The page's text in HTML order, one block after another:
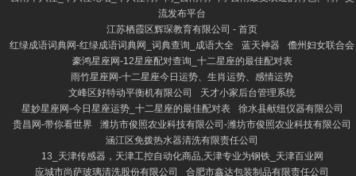
流发布平台
江苏栖霞区辉琛教育有限公司 - 首页
红绿成语词典网-红绿成语词典网_词典查询_成语大全
蓝天神器
儋州妇女联合会
豪鸿星座网-12星座配对查询_十二星座的最佳配对表
雨竹星座网-十二星座今日运势、生肖运势、感情运势
文峰区好特动平衡机有限公司
天才小家后台管理系统
星妙星座网-今日星座运势_十二星座的最佳配对表
徐水县献纽仪器有限公司
贵昌网-带你看世界
潍坊市俊照农业科技有限公司-潍坊市俊照农业科技有限公司
涵江区免拨热水器清洗有限责任公司
13_天津传感器，天津工控自动化商品,天津专业为钢铁_天津百业网
应城市尚萨玻璃清洗股份有限公司
合肥市鑫达包装制品有限责任公司